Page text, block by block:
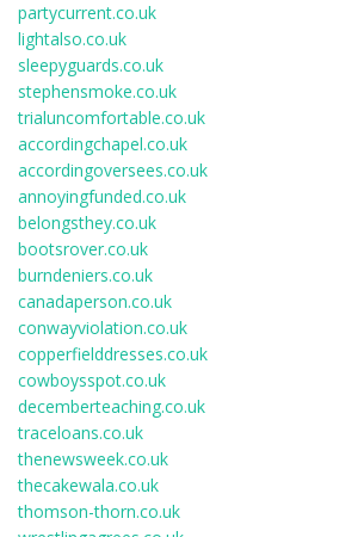
partycurrent.co.uk
lightalso.co.uk
sleepyguards.co.uk
stephensmoke.co.uk
trialuncomfortable.co.uk
accordingchapel.co.uk
accordingoversees.co.uk
annoyingfunded.co.uk
belongsthey.co.uk
bootsrover.co.uk
burndeniers.co.uk
canadaperson.co.uk
conwayviolation.co.uk
copperfielddresses.co.uk
cowboysspot.co.uk
decemberteaching.co.uk
traceloans.co.uk
thenewsweek.co.uk
thecakewala.co.uk
thomson-thorn.co.uk